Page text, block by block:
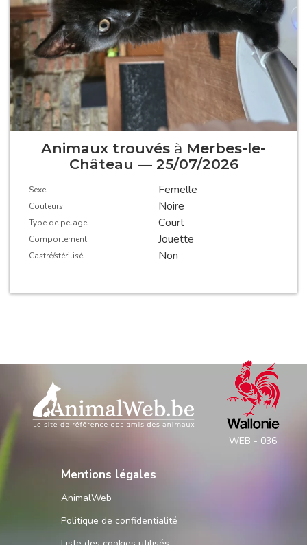
Animaux trouvés à Merbes-le-
Château — 25/07/2026
Sexe Femelle
Couleurs Noire
Type de pelage Court
Comportement Jouette
Castré/stérilisé Non
WEB - 036
Mentions légales
AnimalWeb
Politique de confidentialité